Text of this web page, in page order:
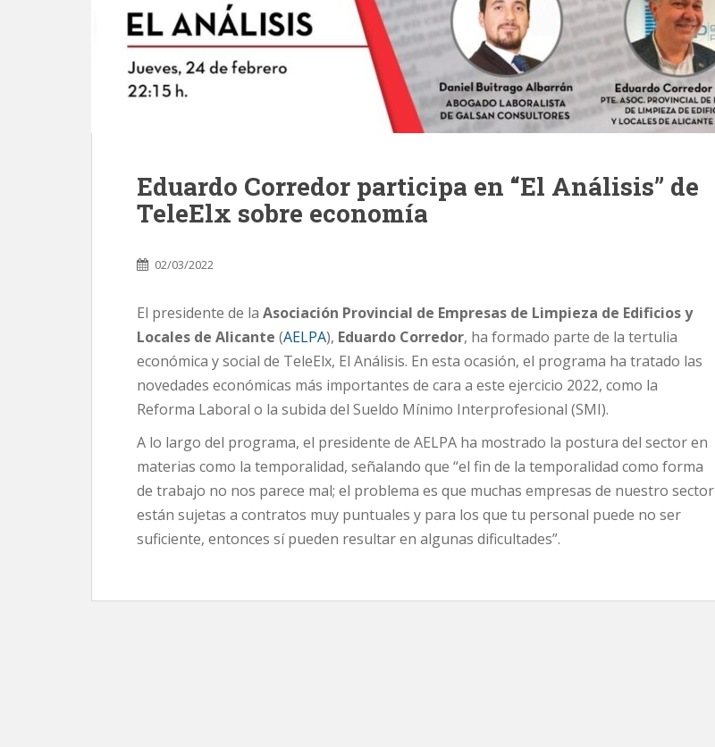
Eduardo Corredor participa en “El Análisis” de
TeleElx sobre economía
02/03/2022
El presidente de la Asociación Provincial de Empresas de Limpieza de Edificios y
Locales de Alicante (AELPA), Eduardo Corredor, ha formado parte de la tertulia
económica y social de TeleElx, El Análisis. En esta ocasión, el programa ha tratado las
novedades económicas más importantes de cara a este ejercicio 2022, como la
Reforma Laboral o la subida del Sueldo Mínimo Interprofesional (SMI).
A lo largo del programa, el presidente de AELPA ha mostrado la postura del sector en
materias como la temporalidad, señalando que “el fin de la temporalidad como forma
de trabajo no nos parece mal; el problema es que muchas empresas de nuestro sector
están sujetas a contratos muy puntuales y para los que tu personal puede no ser
suficiente, entonces sí pueden resultar en algunas dificultades”.